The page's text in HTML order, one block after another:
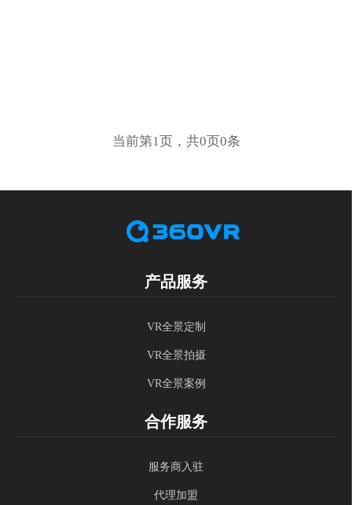
当前第1页，共0页0条
产品服务
VR全景定制
VR全景拍摄
VR全景案例
合作服务
服务商入驻
代理加盟